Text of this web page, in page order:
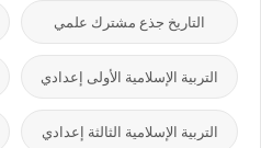
التاريخ جذع مشترك علمي
التربية الإسلامية الأولى إعدادي
التربية الإسلامية الثالثة إعدادي